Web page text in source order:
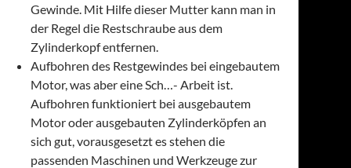
Gewinde. Mit Hilfe dieser Mutter kann man in
der Regel die Restschraube aus dem
Zylinderkopf entfernen.
Aufbohren des Restgewindes bei eingebautem
Motor, was aber eine Sch…- Arbeit ist.
Aufbohren funktioniert bei ausgebautem
Motor oder ausgebauten Zylinderköpfen an
sich gut, vorausgesetzt es stehen die
passenden Maschinen und Werkzeuge zur